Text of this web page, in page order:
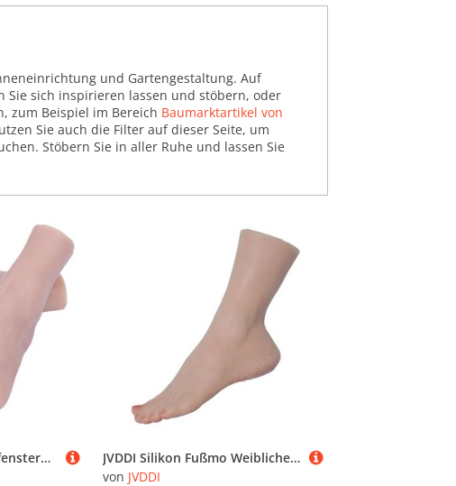
und Gartengestaltung. Auf
Sie sich inspirieren lassen und stöbern, oder
zum Beispiel im Bereich Baumarktartikel von
Sie auch die Filter auf dieser Seite, um
Stöbern Sie in aller Ruhe und lassen Sie
JVDDI Weibliche Schaufensterpuppe Silikon Fuß Blutgefäße Flüssigkeitsmo for Nail Art Zeichnung Reflexzonenmassage Praxis Footjob ZH3800(Heatable Toes Bone,Right Foot)
JVDDI Silikon Fußmo Weibliche Nagel Übungspuppe for Schuhe Socken Schmuck Display TG3400(All Bone,One Pair)
von JVDDI